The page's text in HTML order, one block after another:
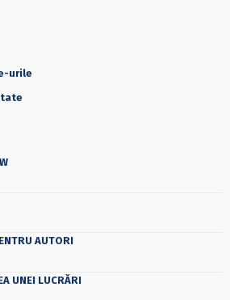
urile
AUTORI
UNEI LUCRĂRI